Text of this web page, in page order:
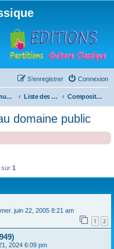
Connexion
S’enregistrer
Infos musicales Liste des compositeurs de musique pour guitare Compositeurs appartenant au domaine public
domaine public
sur 1
mer. juin 22, 2005 8:21 am
1 2
2024 6:09 pm